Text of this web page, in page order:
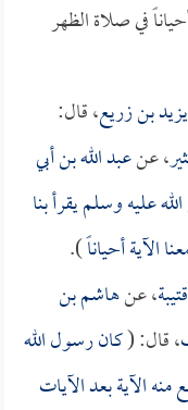
في صلاة الظهر
يزيد بن زريع، قال:
، عنعبد الله بن أبي
عليه وسلم يقرأ بنا
الآية أحياناً).
، عنهاشم بن
، قال: (كان رسول الله
الآية بعد الآيات